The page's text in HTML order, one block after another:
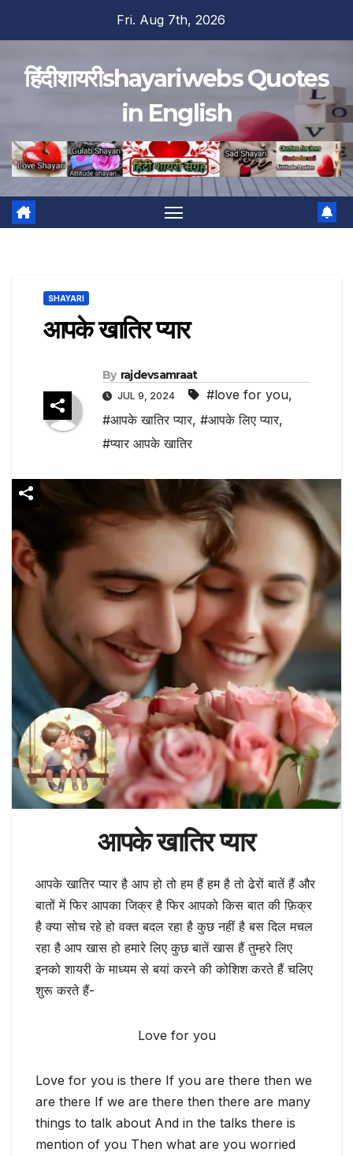
Fri. Aug 7th, 2026
हिंदीशायरीshayariwebs Quotes
in English
SHAYARI
आपके खातिर प्यार
By rajdevsamraat
JUL 9, 2024 #love for you,
#आपके खातिर प्यार, #आपके लिए प्यार,
#प्यार आपके खातिर
आपके खातिर प्यार
आपके खातिर प्यार है आप हो तो हम हैं हम है तो ढेरों बातें हैं और
बातों में फिर आपका जिक्र है फिर आपको किस बात की फ़िक्र
है क्या सोच रहे हो वक्त बदल रहा है कुछ नहीं है बस दिल मचल
रहा है आप खास हो हमारे लिए कुछ बातें खास हैं तुम्हरे लिए
इनको शायरी के माध्यम से बयां करने की कोशिश करते हैं चलिए
शुरू करते हैं-
Love for you
Love for you is there If you are there then we
are there If we are there then there are many
things to talk about And in the talks there is
mention of you Then what are you worried